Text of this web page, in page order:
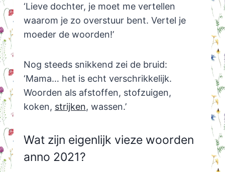
‘Lieve dochter, je moet me vertellen
waarom je zo overstuur bent. Vertel je
moeder de woorden!’
Nog steeds snikkend zei de bruid:
‘Mama… het is echt verschrikkelijk.
Woorden als afstoffen, stofzuigen,
koken, strijken, wassen.’
Wat zijn eigenlijk vieze woorden
anno 2021?